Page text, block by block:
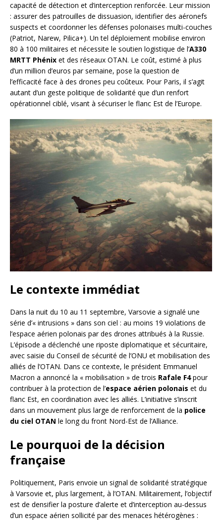
capacité de détection et d’interception renforcée. Leur mission
: assurer des patrouilles de dissuasion, identifier des aéronefs
suspects et coordonner les défenses polonaises multi-couches
(Patriot, Narew, Pilica+). Un tel déploiement mobilise environ
80 à 100 militaires et nécessite le soutien logistique de l’A330
MRTT Phénix et des réseaux OTAN. Le coût, estimé à plus
d’un million d’euros par semaine, pose la question de
l’efficacité face à des drones peu coûteux. Pour Paris, il s’agit
autant d’un geste politique de solidarité que d’un renfort
opérationnel ciblé, visant à sécuriser le flanc Est de l’Europe.
Le contexte immédiat
Dans la nuit du 10 au 11 septembre, Varsovie a signalé une
série d’« intrusions » dans son ciel : au moins 19 violations de
l’espace aérien polonais par des drones attribués à la Russie.
L’épisode a déclenché une riposte diplomatique et sécuritaire,
avec saisie du Conseil de sécurité de l’ONU et mobilisation des
alliés de l’OTAN. Dans ce contexte, le président Emmanuel
Macron a annoncé la « mobilisation » de trois Rafale F4pour
contribuer à la protection de l’espace aérien polonais et du
flanc Est, en coordination avec les alliés. L’initiative s’inscrit
dans un mouvement plus large de renforcement de la police
du ciel OTAN le long du front Nord-Est de l’Alliance.
Le pourquoi de la décision
française
Politiquement, Paris envoie un signal de solidarité stratégique
à Varsovie et, plus largement, à l’OTAN. Militairement, l’objectif
est de densifier la posture d’alerte et d’interception au-dessus
d’un espace aérien sollicité par des menaces hétérogènes :